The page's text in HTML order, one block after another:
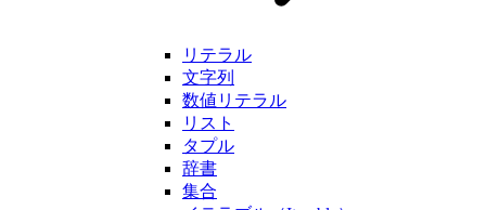
リテラル
文字列
数値リテラル
リスト
タプル
辞書
集合